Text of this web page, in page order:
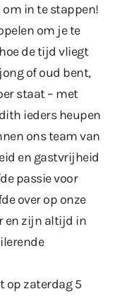
in te stappen!
om je te
de tijd vliegt
of oud bent,
staat – met
ieders heupen
ons team van
en gastvrijheid
passie voor
over op onze
en zijn altijd in
op zaterdag 5